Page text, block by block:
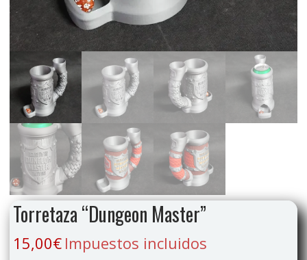
Torretaza “Dungeon Master”
15,00€ Impuestos incluidos